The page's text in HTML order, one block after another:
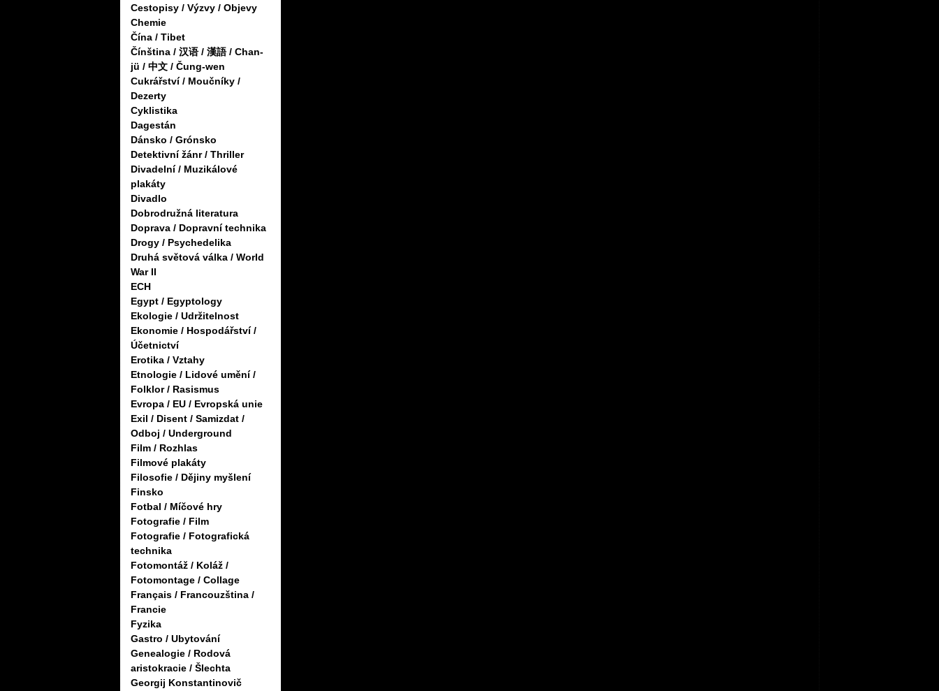
Cestopisy / Výzvy / Objevy
Chemie
Čína / Tibet
Čínština / 汉语 / 漢語 / Chan-
jü / 中文 / Čung-wen
Cukrářství / Moučníky /
Dezerty
Cyklistika
Dagestán
Dánsko / Grónsko
Detektivní žánr / Thriller
Divadelní / Muzikálové
plakáty
Divadlo
Dobrodružná literatura
Doprava / Dopravní technika
Drogy / Psychedelika
Druhá světová válka / World
War II
ECH
Egypt / Egyptology
Ekologie / Udržitelnost
Ekonomie / Hospodářství /
Účetnictví
Erotika / Vztahy
Etnologie / Lidové umění /
Folklor / Rasismus
Evropa / EU / Evropská unie
Exil / Disent / Samizdat /
Odboj / Underground
Film / Rozhlas
Filmové plakáty
Filosofie / Dějiny myšlení
Finsko
Fotbal / Míčové hry
Fotografie / Film
Fotografie / Fotografická
technika
Fotomontáž / Koláž /
Fotomontage / Collage
Français / Francouzština /
Francie
Fyzika
Gastro / Ubytování
Genealogie / Rodová
aristokracie / Šlechta
Georgij Konstantinovič